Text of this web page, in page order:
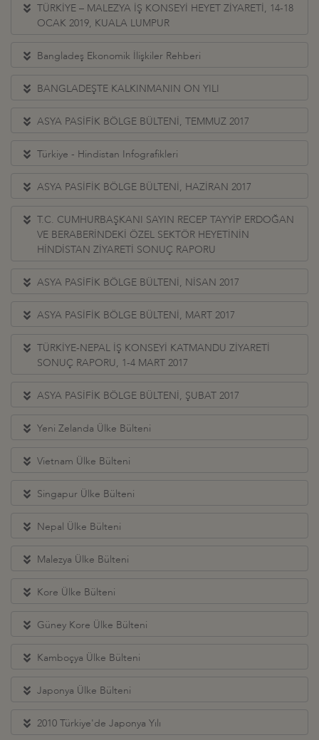
TÜRKİYE – MALEZYA İŞ KONSEYİ HEYET ZİYARETİ, 14-18
OCAK 2019, KUALA LUMPUR
Bangladeş Ekonomik İlişkiler Rehberi
BANGLADEŞTE KALKINMANIN ON YILI
ASYA PASİFİK BÖLGE BÜLTENİ, TEMMUZ 2017
Türkiye - Hindistan Infografikleri
ASYA PASİFİK BÖLGE BÜLTENİ, HAZİRAN 2017
T.C. CUMHURBAŞKANI SAYIN RECEP TAYYİP ERDOĞAN
VE BERABERİNDEKİ ÖZEL SEKTÖR HEYETİNİN
HİNDİSTAN ZİYARETİ SONUÇ RAPORU
ASYA PASİFİK BÖLGE BÜLTENİ, NİSAN 2017
ASYA PASİFİK BÖLGE BÜLTENİ, MART 2017
TÜRKİYE-NEPAL İŞ KONSEYİ KATMANDU ZİYARETİ
SONUÇ RAPORU, 1-4 MART 2017
ASYA PASİFİK BÖLGE BÜLTENİ, ŞUBAT 2017
Yeni Zelanda Ülke Bülteni
Vietnam Ülke Bülteni
Singapur Ülke Bülteni
Nepal Ülke Bülteni
Malezya Ülke Bülteni
Kore Ülke Bülteni
Güney Kore Ülke Bülteni
Kamboçya Ülke Bülteni
Japonya Ülke Bülteni
2010 Türkiye'de Japonya Yılı